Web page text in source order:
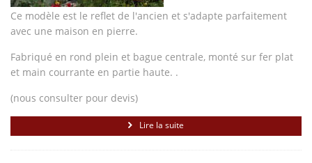
Ce modèle est le reflet de l'ancien et s'adapte parfaitement
avec une maison en pierre.
Fabriqué en rond plein et bague centrale, monté sur fer plat
et main courrante en partie haute. .
(nous consulter pour devis)
Lire la suite